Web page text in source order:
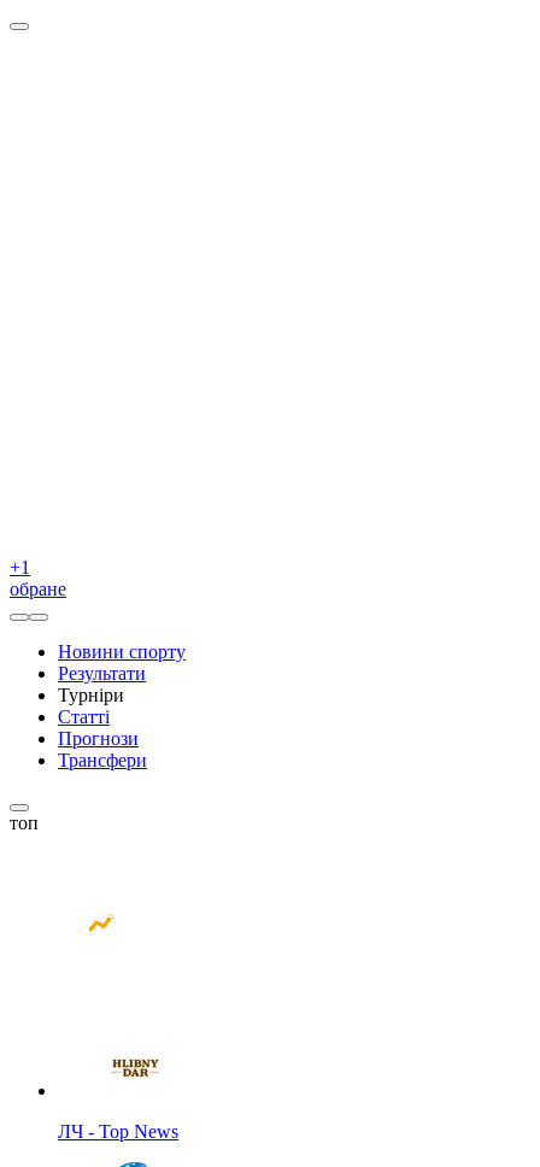
+1
обране
Новини спорту
Результати
Турніри
Статті
Прогнози
Трансфери
топ
ЛЧ - Top News